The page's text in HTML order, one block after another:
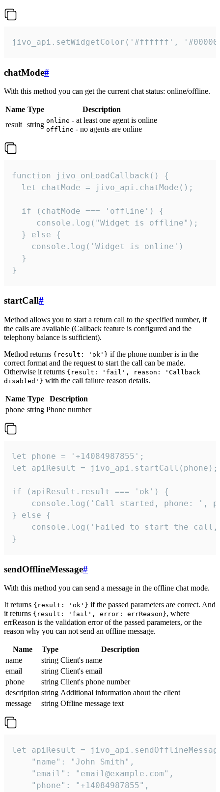
jivo_api.setWidgetColor('#ffffff',
chatMode#
With this method you can get the current chat status: online/offline.
Name Type
Description
result string online - at least one agent is online
offline - no agents are online
function jivo_onLoadCallback() {
  let chatMode = jivo_api.chatMode();
  if (chatMode === 'offline') {
     console.log("Widget is offline");
  } else {
    console.log('Widget is online')
  }
}
startCall#
Method allows you to start a return call to the specified number, if
the calls are available (Callback feature is configured and the
telephony balance is sufficient).
Method returns {result: 'ok'} if the phone number is in the
correct format and the request to start the call can be made.
Otherwise it returns {result: 'fail', reason: 'Callback
disabled'} with the call failure reason details.
Name Type
Description
phone string Phone number
let phone = '+14084987855';
let apiResult = jivo_api.startCall(phone);
if (apiResult.result === 'ok') {
console.log('Call started, phone: ',
} else {
console.log('Failed to start the
}
sendOfflineMessage#
With this method you can send a message in the offline chat mode.
It returns {result: 'ok'} if the passed parameters are correct. And
it returns {result: 'fail', error: errReason}, where
errReason is the validation error of the passed parameters, or the
reason why you can not send an offline message.
Name Type
Description
name
string Client's name
email
string Client's email
phone
string Client's phone number
description string Additional information about the client
message
string Offline message text
let apiResult =
    "name": "John Smith",
    "email": "email@example.com",
    "phone": "+14084987855",